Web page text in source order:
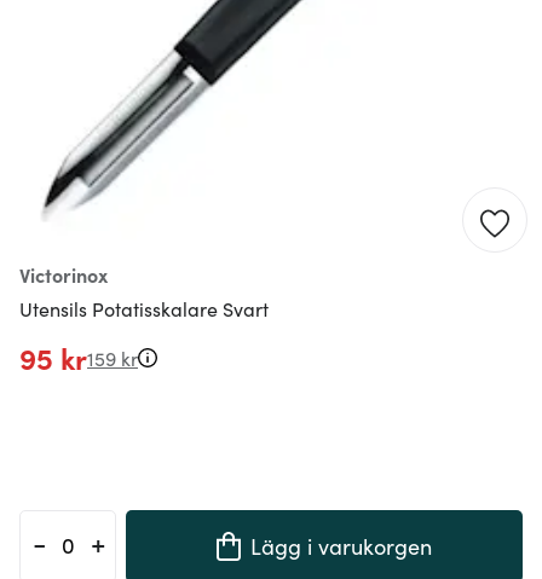
Victorinox
Utensils Potatisskalare Svart
95 kr159 kr
- + Lägg i varukorgen